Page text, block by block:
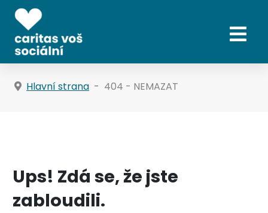
Hlavní strana 404 - NEMAZAT
Ups! Zdá se, že jste
zabloudili.